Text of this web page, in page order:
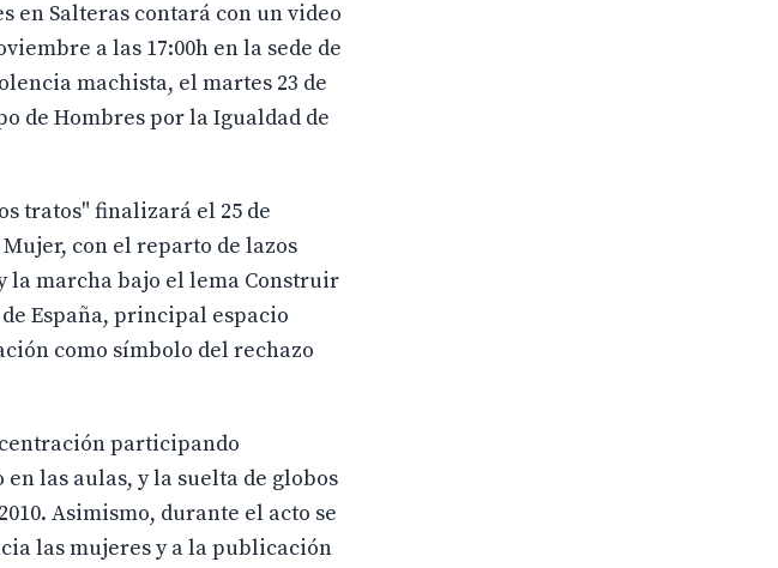
en Salteras contará con un video
a las 17:00h en la sede de
machista, el martes 23 de
de Hombres por la Igualdad de
tratos" finalizará el 25 de
con el reparto de lazos
marcha bajo el lema Construir
España, principal espacio
como símbolo del rechazo
participando
las aulas, y la suelta de globos
Asimismo, durante el acto se
las mujeres y a la publicación